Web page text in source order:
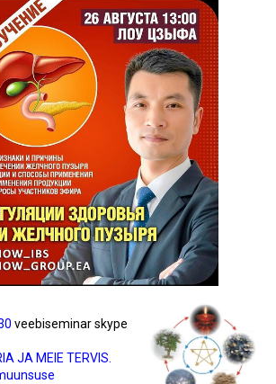
veebiseminar skype
JA MEIE TERVIS.